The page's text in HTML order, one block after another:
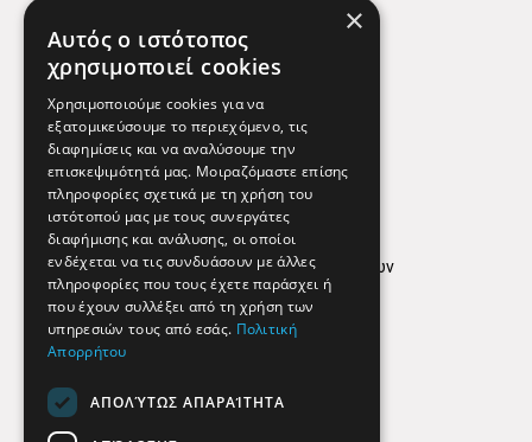
Χρήσιμα Τηλέφωνα
Εφημερεύοντα Φαρμακεία
Απόρρητο
Όροι Χρήσης
Πολιτική προστασίας δεδομένων
Findhere
Social Media
×
Αυτός ο ιστότοπος
χρησιμοποιεί cookies
Χρησιμοποιούμε cookies για να
εξατομικεύσουμε το περιεχόμενο, τις
διαφημίσεις και να αναλύσουμε την
επισκεψιμότητά μας. Μοιραζόμαστε επίσης
πληροφορίες σχετικά με τη χρήση του
ιστότοπού μας με τους συνεργάτες
διαφήμισης και ανάλυσης, οι οποίοι
ενδέχεται να τις συνδυάσουν με άλλες
πληροφορίες που τους έχετε παράσχει ή
που έχουν συλλέξει από τη χρήση των
υπηρεσιών τους από εσάς. Πολιτική
Απορρήτου
ΑΠΟΛΎΤΩΣ ΑΠΑΡΑΊΤΗΤΑ